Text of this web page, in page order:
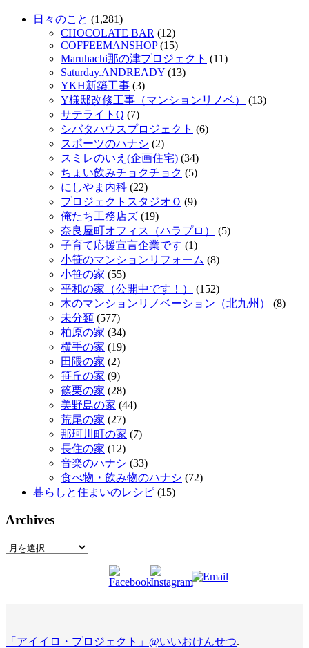
日々のこと (1,281)
CHOCOLATE BAR (12)
COFFEEMANSHOP(15)
Maruhachi那の津プロジェクト (11)
Saturday.ANDREADY (13)
YKH新築工事 (3)
Y様邸改修工事（マンションリノベ）
(13)
サテライトQ (7)
シバタハウスプロジェクト (6)
スポーツのハナシ (2)
スミレのいえ(企画住宅) (34)
ちょい飲みチョクチョク (5)
にしやま内科 (22)
プロジェクトスタジオＱ (9)
俺たち工務店ズ (19)
奈良屋町オフィス（ハラプロ）
(5)
子育て応援宣言企業です (1)
小笹のマンションリフォーム (8)
小笹の家 (55)
平和の家（公開中です！）
(152)
木のマンションリノベーション（北九州）
(8)
未分類 (577)
柏原の家 (34)
横手の家 (19)
田隈の家 (2)
笹丘の家 (9)
篠栗の家 (28)
美野島の家 (44)
荒尾の家 (27)
那珂川町の家 (7)
長住の家 (12)
音楽のハナシ (33)
食べ物・飲み物のハナシ (72)
暮らしと住まいのレシピ (15)
Archives
Archives
「アイイロ・プロジェクト」@いいおけんせつ.